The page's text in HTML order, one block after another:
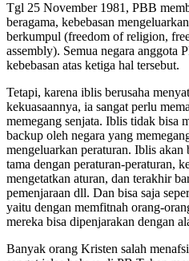
Tgl 25 November 1981, PBB
beragama, kebebasan
berkumpul (freedom of religion,
assembly). Semua negara anggota
kebebasan atas ketiga hal tersebut.
Tetapi, karena iblis berusaha
kekuasaannya, ia sangat perlu
memegang senjata. Iblis tidak bisa
backup oleh negara yang
mengeluarkan peraturan. Iblis akan
tama dengan peraturan-peraturan,
mengetatkan aturan, dan terakhir
pemenjaraan dll. Dan bisa saja
yaitu dengan memfitnah orang-
mereka bisa dipenjarakan dengan
Banyak orang Kristen salah